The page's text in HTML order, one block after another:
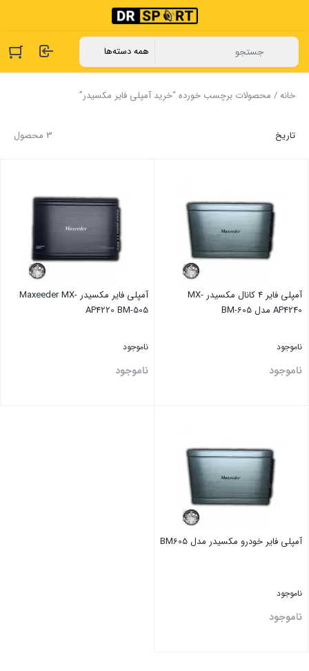
خانه/ محصولات برچسب خورده “خرید آمپلی فایر مکسیدر”
3 محصول تاریخ
آمپلی فایر 4 کانال مکسیدر MX-
AP4240 مدل BM-605
ناموجود
ناموجود
آمپلی فایر مکسیدر Maxeeder MX-
AP4220 BM-505
ناموجود
ناموجود
آمپلی فایر خودرو مکسیدر مدل BM605
ناموجود
ناموجود